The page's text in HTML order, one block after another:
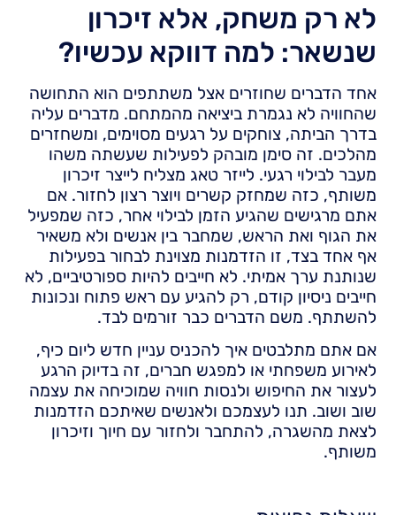
לא רק משחק, אלא זיכרון
שנשאר: למה דווקא עכשיו?
אחד הדברים שחוזרים אצל משתתפים הוא התחושה
שהחוויה לא נגמרת ביציאה מהמתחם. מדברים עליה
בדרך הביתה, צוחקים על רגעים מסוימים, ומשחזרים
מהלכים. זה סימן מובהק לפעילות שעשתה משהו
מעבר לבילוי רגעי. לייזר טאג מצליח לייצר זיכרון
משותף, כזה שמחזק קשרים ויוצר רצון לחזור. אם
אתם מרגישים שהגיע הזמן לבילוי אחר, כזה שמפעיל
את הגוף ואת הראש, שמחבר בין אנשים ולא משאיר
אף אחד בצד, זו הזדמנות מצוינת לבחור בפעילות
שנותנת ערך אמיתי. לא חייבים להיות ספורטיביים, לא
חייבים ניסיון קודם, רק להגיע עם ראש פתוח ונכונות
להשתתף. משם הדברים כבר זורמים לבד.
אם אתם מתלבטים איך להכניס עניין חדש ליום כיף,
לאירוע משפחתי או למפגש חברים, זה בדיוק הרגע
לעצור את החיפוש ולנסות חוויה שמוכיחה את עצמה
שוב ושוב. תנו לעצמכם ולאנשים שאיתכם הזדמנות
לצאת מהשגרה, להתחבר ולחזור עם חיוך וזיכרון
משותף.